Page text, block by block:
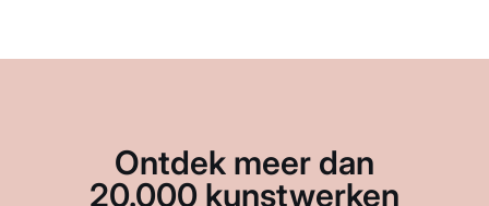
Ontdek meer dan
20.000 kunstwerken